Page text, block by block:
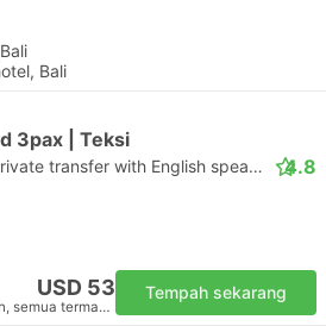
Bali
3pax | Teksi
Daytrip private transfer with English speaking driver 4.8
USD 53
kenderaan, semua termasuk
Tempah sekarang